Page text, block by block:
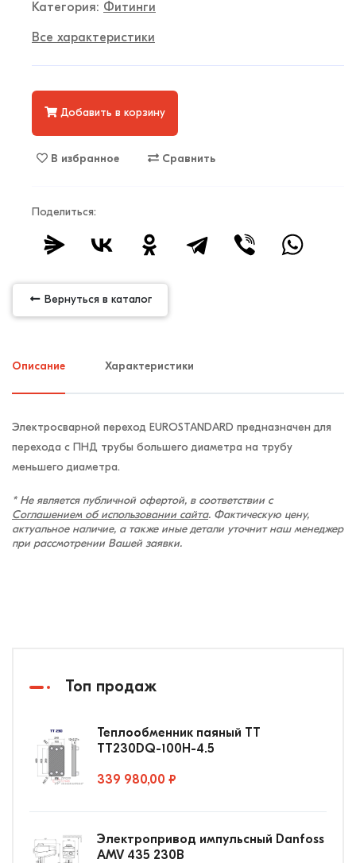
Категория: Фитинги
Все характеристики
Добавить в корзину
В избранное Сравнить
Поделиться:
Вернуться в каталог
Описание Характеристики
Электросварной переход EUROSTANDARD предназначен для
перехода с ПНД трубы большего диаметра на трубу
меньшего диаметра.
* Не является публичной офертой, в соответствии с
Соглашением об использовании сайта. Фактическую цену,
актуальное наличие, а также иные детали уточнит наш менеджер
при рассмотрении Вашей заявки.
Топ продаж
Теплообменник паяный ТТ
ТТ230DQ-100Н-4.5
339 980,00 ₽
Электропривод импульсный Danfoss
AMV 435 230В